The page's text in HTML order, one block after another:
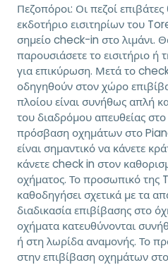
Πεζοπόροι: Οι πεζοί
εκδοτήριο εισιτηρίων του
σημείο check-in στο λιμάνι.
παρουσιάσετε το εισιτήριο
για επικύρωση. Μετά το
οδηγηθούν στον χώρο
πλοίου είναι συνήθως απλή
του διαδρόμου απευθείας
πρόσβαση οχημάτων στο
είναι σημαντικό να κάνετε
κάνετε check in στον
οχήματος. Το προσωπικό της
καθοδηγήσει σχετικά με τα
διαδικασία επιβίβασης στο
οχήματα κατευθύνονται
ή στη λωρίδα αναμονής. Το
στην επιβίβαση οχημάτων